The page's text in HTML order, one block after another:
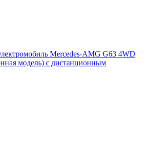
Mercedes-AMG G63 4WD
модель) с дистанционным